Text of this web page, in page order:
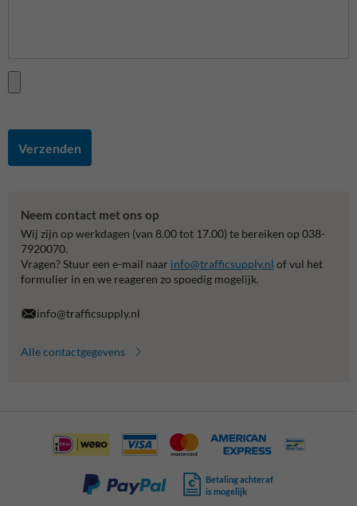
Verzenden
Neem contact met ons op
Wij zijn op werkdagen (van 8.00 tot 17.00) te bereiken op 038-
7920070.
Vragen? Stuur een e-mail naar info@trafficsupply.nl of vul het
formulier in en we reageren zo spoedig mogelijk.
info@trafficsupply.nl
Alle contactgegevens
Betaling achteraf
is mogelijk